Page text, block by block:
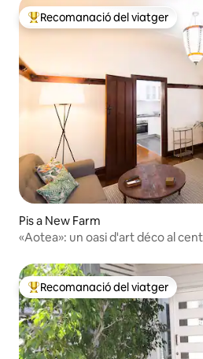
Principals recomanacions dels
Recomanació del viatger
Pis a New Farm
«Aotea»: un oasi d'art déco al
Principals recomanacions dels
Recomanació del viatger